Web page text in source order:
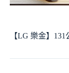
【LG 樂金】